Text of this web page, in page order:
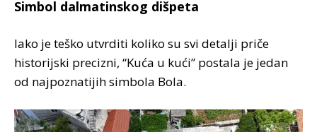
Simbol dalmatinskog dišpeta
Iako je teško utvrditi koliko su svi detalji priče
historijski precizni, “Kuća u kući” postala je jedan
od najpoznatijih simbola Bola.